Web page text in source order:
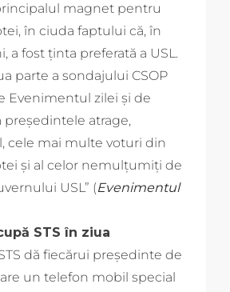
magnet pentru
în ciuda faptului că, în
a fost ţinta preferată a USL.
parte a sondajului CSOP
Evenimentul zilei şi de
preşedintele atrage,
cele mai multe voturi din
şi al celor nemulţumiţi de
USL” (Evenimentul
STS în ziua
dă fiecărui preşedinte de
un telefon mobil special